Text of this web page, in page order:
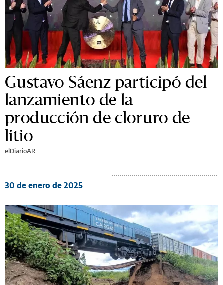
Gustavo Sáenz participó del
lanzamiento de la
producción de cloruro de
litio
elDiarioAR
30 de enero de 2025